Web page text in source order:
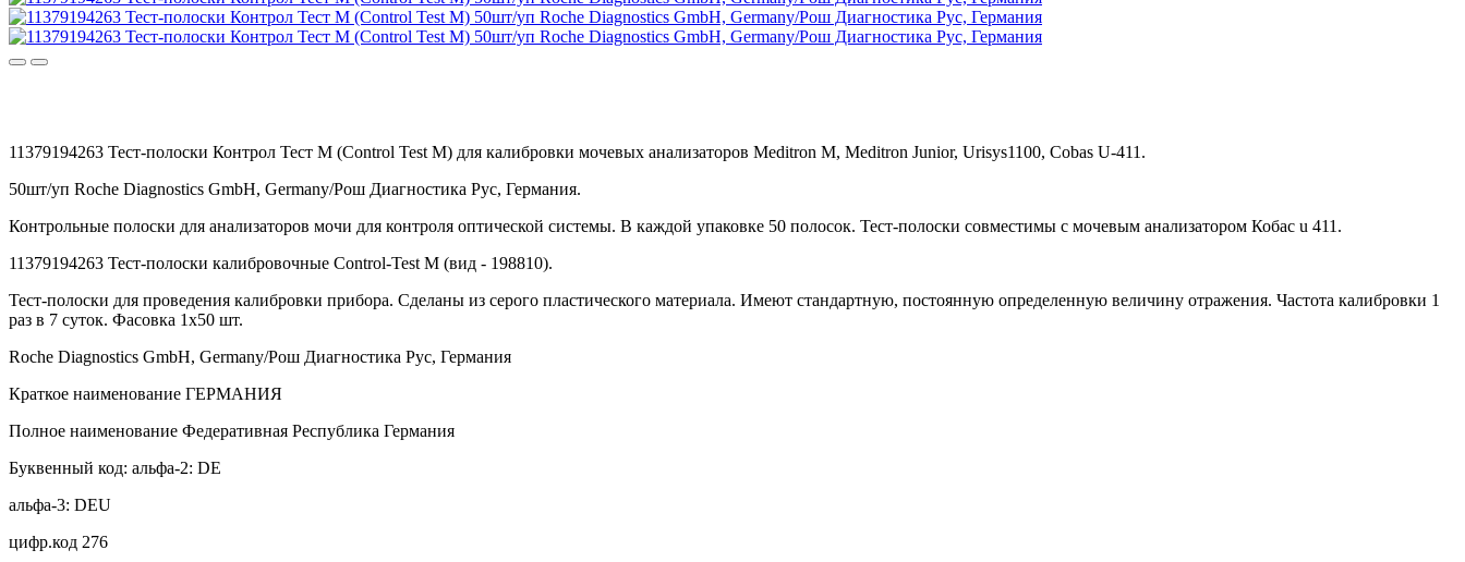
11379194263 Тест-полоски Контрол Тест М (Control Test M) для калибровки мочевых анализаторов Meditron M, Meditron Junior, Urisys1100, Cobas U-411.
50шт/уп Roche Diagnostics GmbH, Germany/Рош Диагностика Рус, Германия.
Контрольные полоски для анализаторов мочи для контроля оптической системы. В каждой упаковке 50 полосок. Тест-полоски совместимы с мочевым анализатором Кобас u 411.
11379194263 Тест-полоски калибровочные Control-Test M (вид - 198810).
Тест-полоски для проведения калибровки прибора. Сделаны из серого пластического материала. Имеют стандартную, постоянную определенную величину отражения. Частота калибровки 1
раз в 7 суток. Фасовка 1х50 шт.
Roche Diagnostics GmbH, Germany/Рош Диагностика Рус, Германия
Краткое наименование ГЕРМАНИЯ
Полное наименование Федеративная Республика Германия
Буквенный код: альфа-2: DE
альфа-3: DEU
цифр.код 276